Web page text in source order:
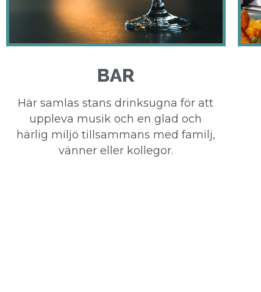
BAR
Här samlas stans drinksugna för att
uppleva musik och en glad och
härlig miljö tillsammans med familj,
vänner eller kollegor.